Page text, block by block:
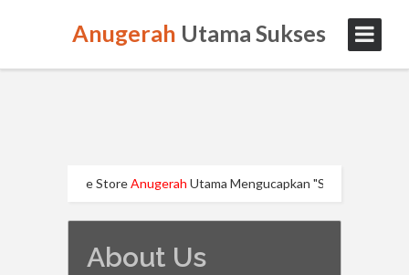
Anugerah Utama Sukses
Online StoreAnugerahUtama Mengucapkan "SELAMAT HARI
About Us